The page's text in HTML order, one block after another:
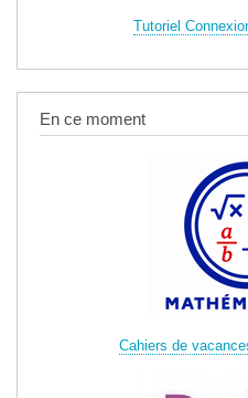
Tutoriel
En ce moment
Cahiers de